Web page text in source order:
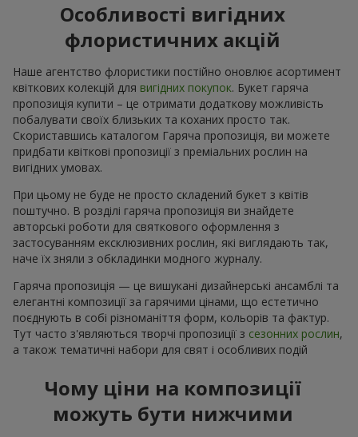
Особливості вигідних
флористичних акцій
Наше агентство флористики постійно оновлює асортимент
квіткових колекцій для вигідних покупок. Букет гаряча
пропозиція купити – це отримати додаткову можливість
побалувати своїх близьких та коханих просто так.
Скориставшись каталогом Гаряча пропозиція, ви можете
придбати квіткові пропозиції з преміальних рослин на
вигідних умовах.
При цьому не буде не просто складений букет з квітів
поштучно. В розділі гаряча пропозиція ви знайдете
авторські роботи для святкового оформлення з
застосуванням ексклюзивних рослин, які виглядають так,
наче їх зняли з обкладинки модного журналу.
Гаряча пропозиція — це вишукані дизайнерські ансамблі та
елегантні композиції за гарячими цінами, що естетично
поєднують в собі різноманіття форм, кольорів та фактур.
Тут часто з'являються творчі пропозиції з сезонних рослин,
а також тематичні набори для свят і особливих подій
Чому ціни на композиції
можуть бути нижчими